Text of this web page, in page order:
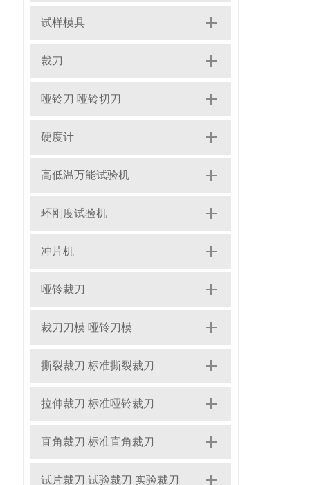
试样模具
裁刀
哑铃刀 哑铃切刀
硬度计
高低温万能试验机
环刚度试验机
冲片机
哑铃裁刀
裁刀刀模 哑铃刀模
撕裂裁刀 标准撕裂裁刀
拉伸裁刀 标准哑铃裁刀
直角裁刀 标准直角裁刀
试片裁刀 试验裁刀 实验裁刀